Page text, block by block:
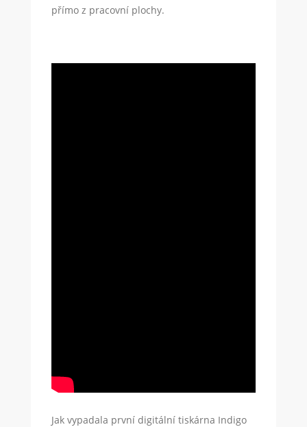
přímo z pracovní plochy.
Jak vypadala první digitální tiskárna Indigo